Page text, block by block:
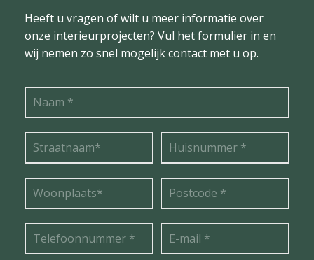
Heeft u vragen of wilt u meer informatie over
onze interieurprojecten? Vul het formulier in en
wij nemen zo snel mogelijk contact met u op.